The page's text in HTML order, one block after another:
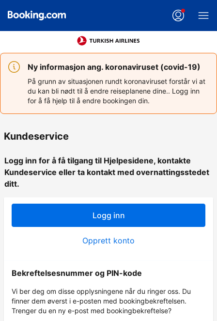
Ny informasjon ang. koronaviruset (covid-19)
På grunn av situasjonen rundt koronaviruset forstår vi at
du kan bli nødt til å endre reiseplanene dine.. Logg inn
for å få hjelp til å endre bookingen din.
Kundeservice
Logg inn for å få tilgang til Hjelpesidene, kontakte
Kundeservice eller ta kontakt med overnattingsstedet
ditt.
Logg inn
Opprett konto
Bekreftelsesnummer og PIN-kode
Vi ber deg om disse opplysningene når du ringer oss. Du
finner dem øverst i e-posten med bookingbekreftelsen.
Trenger du en ny e-post med bookingbekreftelse?